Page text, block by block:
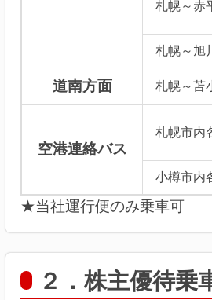
札幌～赤
札幌～旭川
道南方面 札幌～苫
空港連絡バス
札幌市内
小樽市内
★当社運行便のみ乗車可
２．株主優待乗